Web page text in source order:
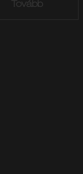
Tovább